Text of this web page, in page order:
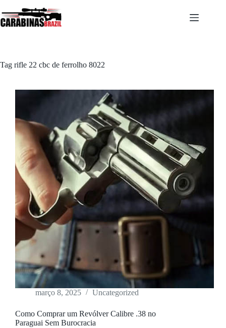
para
o
Tag rifle 22 cbc de ferrolho 8022
março 8, 2025 Uncategorized
Como Comprar um Revólver Calibre .38 no
Paraguai Sem Burocracia